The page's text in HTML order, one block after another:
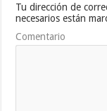
Tu dirección de
necesarios están
Comentario